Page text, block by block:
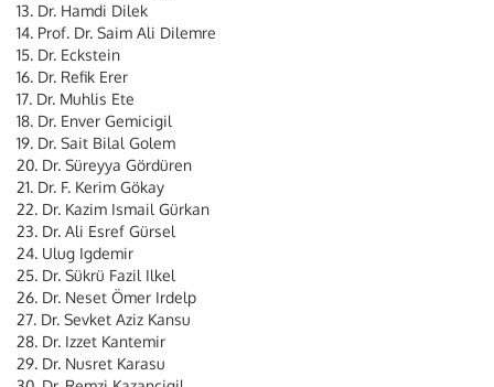
13. Dr. Hamdi Dilek
14. Prof. Dr. Saim Ali Dilemre
15. Dr. Eckstein
16. Dr. Refik Erer
17. Dr. Muhlis Ete
18. Dr. Enver Gemicigil
19. Dr. Sait Bilal Golem
20. Dr. Süreyya Gördüren
21. Dr. F. Kerim Gökay
22. Dr. Kazim Ismail Gürkan
23. Dr. Ali Esref Gürsel
24. Ulug Igdemir
25. Dr. Sükrü Fazil Ilkel
26. Dr. Neset Ömer Irdelp
27. Dr. Sevket Aziz Kansu
28. Dr. Izzet Kantemir
29. Dr. Nusret Karasu